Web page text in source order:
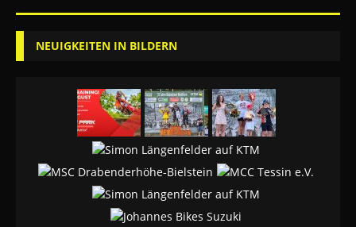
NEUIGKEITEN IN BILDERN